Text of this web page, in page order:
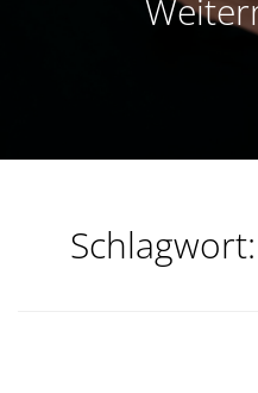
Schlagwort: